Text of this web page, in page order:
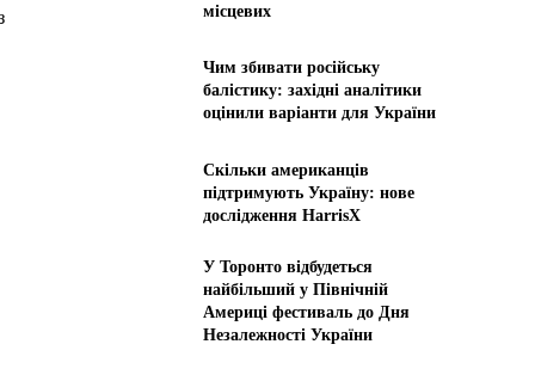
місцевих
Чим збивати російську
балістику: західні аналітики
оцінили варіанти для України
Скільки американців
підтримують Україну: нове
дослідження HarrisX
У Торонто відбудеться
найбільший у Північній
Америці фестиваль до Дня
Незалежності України